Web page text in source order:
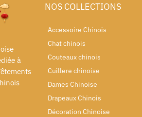
à
NOS COLLECTIONS
Accessoire Chinois
Chat chinois
Couteaux chinois
Cuillere chinoise
Dames Chinoise
Drapeaux Chinois
Décoration Chinoise